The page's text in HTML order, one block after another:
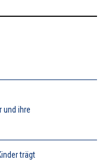
und ihre
trägt